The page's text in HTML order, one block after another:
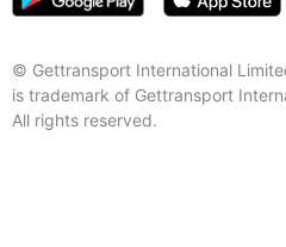
© Gettransport International
is trademark of Gettransport
All rights reserved.